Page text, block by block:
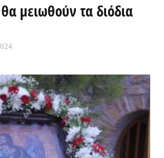
μειωθούν τα διόδια